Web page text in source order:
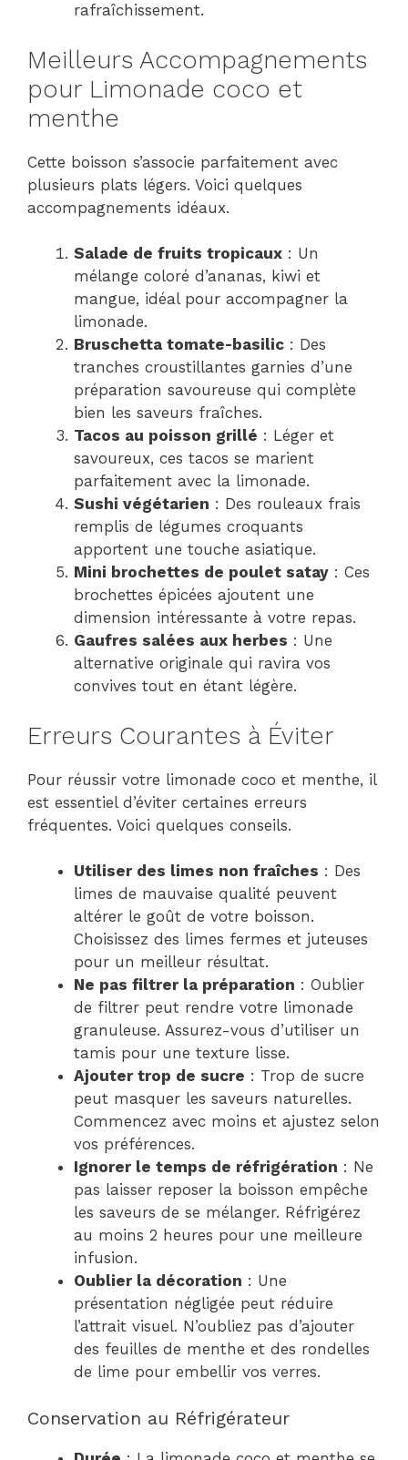
rafraîchissement.
Meilleurs Accompagnements
pour Limonade coco et
menthe
Cette boisson s’associe parfaitement avec
plusieurs plats légers. Voici quelques
accompagnements idéaux.
Salade de fruits tropicaux : Un
mélange coloré d’ananas, kiwi et
mangue, idéal pour accompagner la
limonade.
Bruschetta tomate-basilic : Des
tranches croustillantes garnies d’une
préparation savoureuse qui complète
bien les saveurs fraîches.
Tacos au poisson grillé : Léger et
savoureux, ces tacos se marient
parfaitement avec la limonade.
Sushi végétarien : Des rouleaux frais
remplis de légumes croquants
apportent une touche asiatique.
Mini brochettes de poulet satay : Ces
brochettes épicées ajoutent une
dimension intéressante à votre repas.
Gaufres salées aux herbes : Une
alternative originale qui ravira vos
convives tout en étant légère.
Erreurs Courantes à Éviter
Pour réussir votre limonade coco et menthe, il
est essentiel d’éviter certaines erreurs
fréquentes. Voici quelques conseils.
Utiliser des limes non fraîches : Des
limes de mauvaise qualité peuvent
altérer le goût de votre boisson.
Choisissez des limes fermes et juteuses
pour un meilleur résultat.
Ne pas filtrer la préparation : Oublier
de filtrer peut rendre votre limonade
granuleuse. Assurez-vous d’utiliser un
tamis pour une texture lisse.
Ajouter trop de sucre : Trop de sucre
peut masquer les saveurs naturelles.
Commencez avec moins et ajustez selon
vos préférences.
Ignorer le temps de réfrigération : Ne
pas laisser reposer la boisson empêche
les saveurs de se mélanger. Réfrigérez
au moins 2 heures pour une meilleure
infusion.
Oublier la décoration : Une
présentation négligée peut réduire
l’attrait visuel. N’oubliez pas d’ajouter
des feuilles de menthe et des rondelles
de lime pour embellir vos verres.
Conservation au Réfrigérateur